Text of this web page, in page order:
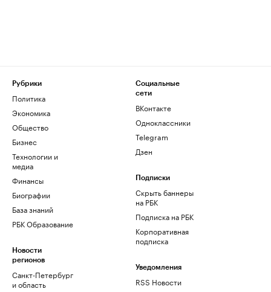
Рубрики
Политика
Экономика
Общество
Бизнес
Технологии и
медиа
Финансы
Биографии
База знаний
РБК Образование
Новости
регионов
Санкт-Петербург
и область
Социальные
сети
ВКонтакте
Одноклассники
Telegram
Дзен
Подписки
Скрыть баннеры
на РБК
Подписка на РБК
Корпоративная
подписка
Уведомления
RSS Новости